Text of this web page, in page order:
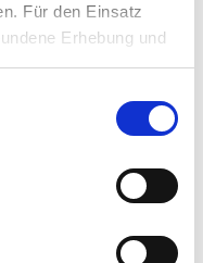
Für den Einsatz
Erhebung und
Sie durch Ihre
und durch „Auswahl
erklären. Vollständige
bzw.